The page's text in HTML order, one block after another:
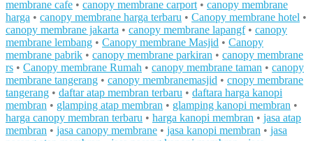
membrane cafe • canopy membrane carport• canopy membrane
harga • canopy membrane harga terbaru • Canopy membrane hotel •
canopy membrane jakarta • canopy membrane lapangf• canopy
membrane lembang • Canopy membrane Masjid • Canopy
membrane pabrik • canopy membrane parkiran • canopy membrane
rs • Canopy membrane Rumah • canopy membrane taman • canopy
membrane tangerang • canopy membranemasjid • cnopy membrane
tangerang • daftar atap membran terbaru • daftara harga kanopi
membran • glamping atap membran • glamping kanopi membran •
harga canopy membran terbaru • harga kanopi membran • jasa atap
membran • jasa canopy membrane • jasa kanopi membran • jasa